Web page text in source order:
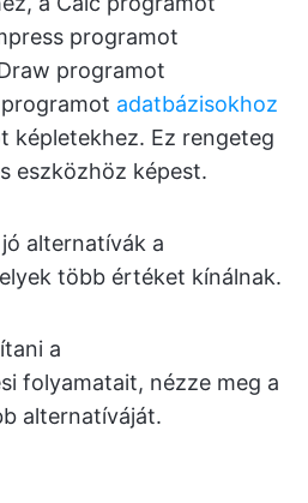
programot
programot
adatbázisokhoz
képletekhez. Ez rengeteg
eszközhöz képest.
alternatívák a
több értéket kínálnak.
a
folyamatait, nézze meg a
alternatíváját.